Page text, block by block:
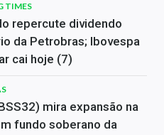
TIMES
repercute dividendo
da Petrobras; Ibovespa
cai hoje (7)
mira expansão na
fundo soberano da